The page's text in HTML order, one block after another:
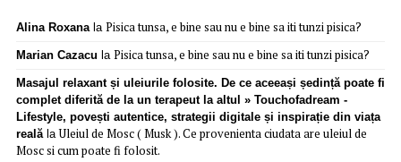
Alina Roxanala Pisica tunsa, e bine sau nu e bine sa iti tunzi pisica?
Marian Cazacu la Pisica tunsa, e bine sau nu e bine sa iti tunzi pisica?
Masajul relaxant și uleiurile folosite. De ce aceeași ședință poate fi
complet diferită de la un terapeut la altul » Touchofadream -
Lifestyle, povești autentice, strategii digitale și inspirație din viața
realălaUleiul de Mosc ( Musk ). Ce provenienta ciudata are uleiul de
Mosc si cum poate fi folosit.